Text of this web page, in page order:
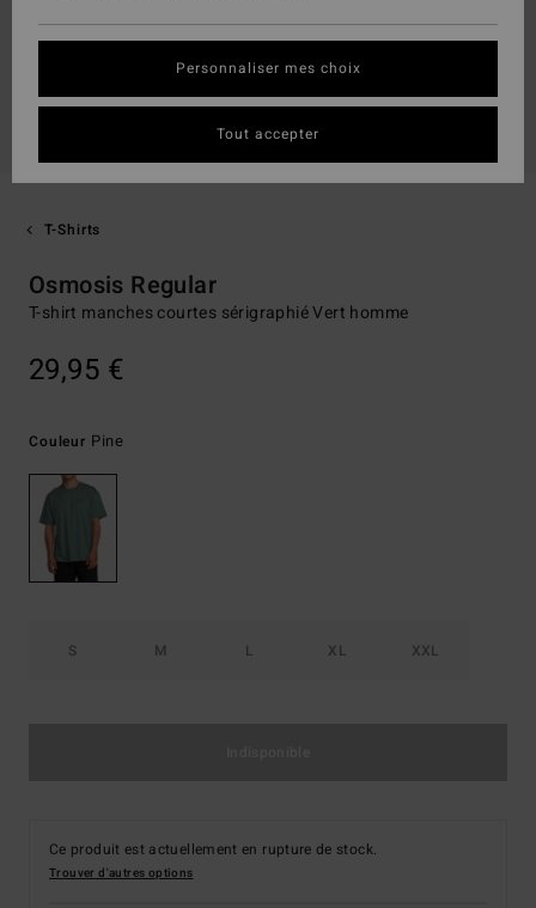
T-Shirts
Osmosis Regular
T-shirt manches courtes sérigraphié Vert homme
29,95 €
Couleur Pine
S M L XL XXL
Ce produit est actuellement en rupture de stock.
Trouver d'autres options
Personnaliser mes choix
Tout accepter